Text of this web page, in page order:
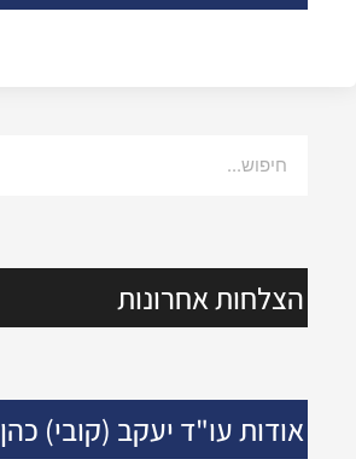
הצלחות אחרונות
אודות עו"ד יעקב (קובי) כהן